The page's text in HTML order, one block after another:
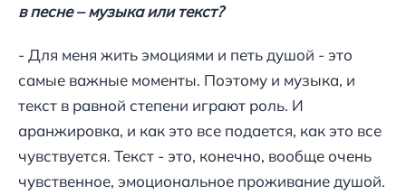
в песне – музыка или текст?
- Для меня жить эмоциями и петь душой - это
самые важные моменты. Поэтому и музыка, и
текст в равной степени играют роль. И
аранжировка, и как это все подается, как это все
чувствуется. Текст - это, конечно, вообще очень
чувственное, эмоциональное проживание душой.